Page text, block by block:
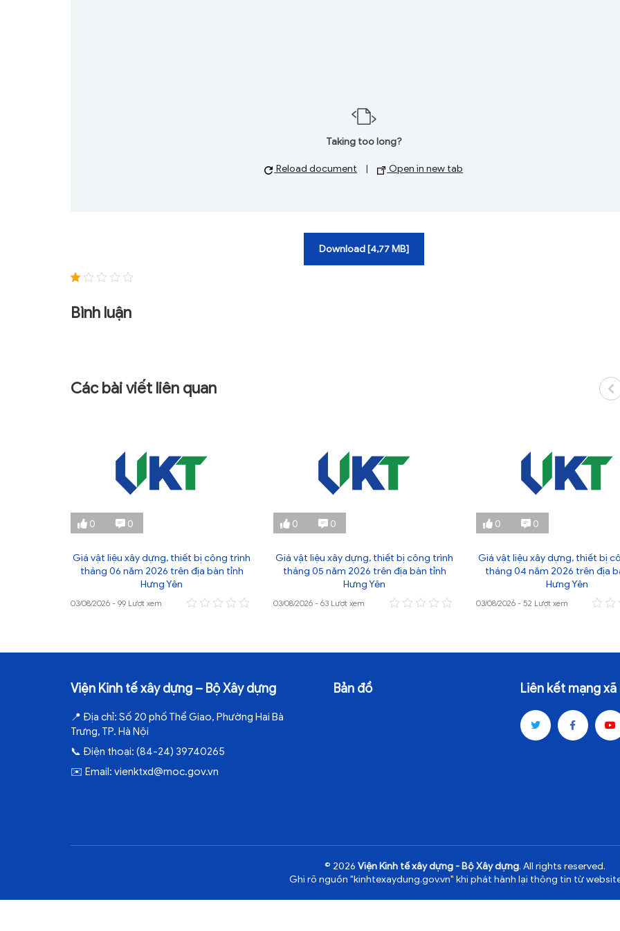
Taking too long?
Reload document | Open in new tab
Download [4,77 MB]
Bình luận
Các bài viết liên quan
0 0
Giá vật liệu xây dựng, thiết bị công trình
tháng 06 năm 2026 trên địa bàn tỉnh
Hưng Yên
03/08/2026 - 99 Lượt xem
0 0
Giá vật liệu xây dựng, thiết bị công trình
tháng 05 năm 2026 trên địa bàn tỉnh
Hưng Yên
03/08/2026 - 63 Lượt xem
0 0
Giá vật liệu xây dựng, thiết bị
tháng 04 năm 2026 trên địa
Hưng Yên
03/08/2026 - 52 Lượt xem
Viện Kinh tế xây dựng – Bộ Xây dựng
📍 Địa chỉ: Số 20 phố Thể Giao, Phường Hai Bà
Trưng, TP. Hà Nội
📞 Điện thoại: (84-24) 39740265
✉️ Email: vienktxd@moc.gov.vn
Bản đồ Liên kết mạng xã
© 2026 Viện Kinh tế xây dựng - Bộ Xây dựng. All rights reserved.
Ghi rõ nguồn "kinhtexaydung.gov.vn" khi phát hành lại thông tin từ